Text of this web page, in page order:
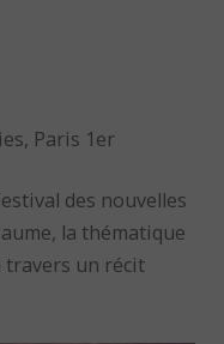
Paris 1er
des nouvelles
la thématique
travers un récit